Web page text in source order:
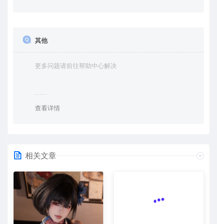
其他
更多问题请前往帮助中心解决
查看详情
相关文章